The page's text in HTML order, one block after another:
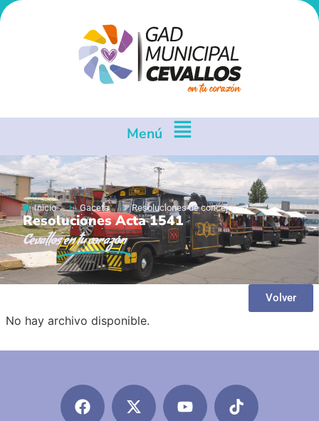
Menú
Inicio Gaceta Resoluciones de concejo
Resoluciones Acta 1541
Cevallosen tu corazón
Volver
No hay archivo disponible.